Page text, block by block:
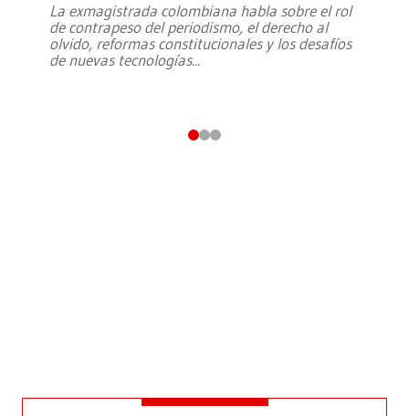
La exmagistrada colombiana habla sobre el rol
de contrapeso del periodismo, el derecho al
olvido, reformas constitucionales y los desafíos
de nuevas tecnologías...